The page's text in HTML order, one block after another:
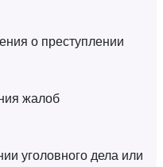
о преступлении
жалоб
уголовного дела или